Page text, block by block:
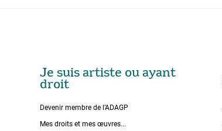
Je suis artiste ou ayant
droit
Devenir membre de l’ADAGP
Mes droits et mes œuvres...